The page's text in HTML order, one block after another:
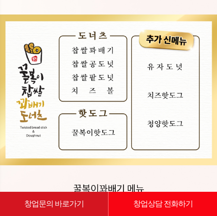
창업문의 바로가기 창업상담 전화하기